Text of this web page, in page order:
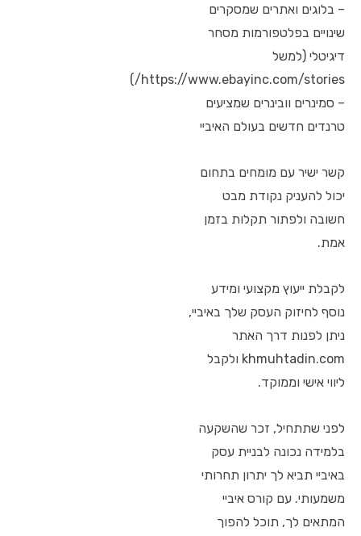
– בלוגים ואתרים שמסקרים
שינויים בפלטפורמות מסחר
דיגיטלי (למשל
https://www.ebayinc.com/stories/)
– סמינרים וובינרים שמציעים
טרנדים חדשים בעולם האיביי
קשר ישיר עם מומחים בתחום
יכול להעניק נקודת מבט
חשובה ולפתור תקלות בזמן
אמת.
לקבלת ייעוץ מקצועי ומידע
נוסף לחיזוק העסק שלך באיביי,
ניתן לפנות דרך האתר
khmuhtadin.com ולקבל
ליווי אישי וממוקד.
לפני שתתחיל, זכר שהשקעה
בלמידה נכונה לבניית עסק
באיביי תביא לך יתרון תחרותי
משמעותי. עם קורס איביי
המתאים לך, תוכל להפוך